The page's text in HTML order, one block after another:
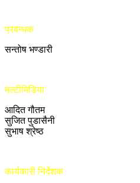
प्रबन्धक
सन्तोष भण्डारी
मल्टीमिडिया
आदित गौतम
सुजित पुडासैनी
सुभाष श्रेष्ठ
कार्यकारी निर्देशक